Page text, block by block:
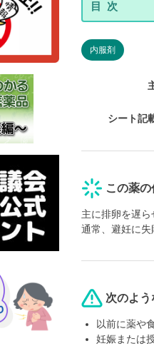
内服剤
シート記
この薬
主に排卵を遅ら
通常、避妊に失
次のよ
以前に薬や
妊娠または